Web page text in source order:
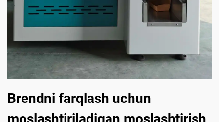
Brendni farqlash uchun
moslashtiriladigan moslashtirish